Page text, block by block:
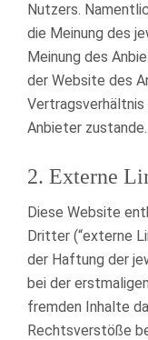
Nutzers.
die Meinung des
Meinung des
der Website des
Anbieter zustande.
2. Externe
Diese Website
Dritter (“externe
der Haftung der
bei der
fremden Inhalte
Rechtsverstöße